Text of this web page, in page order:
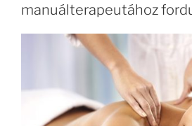
manuálterapeutához